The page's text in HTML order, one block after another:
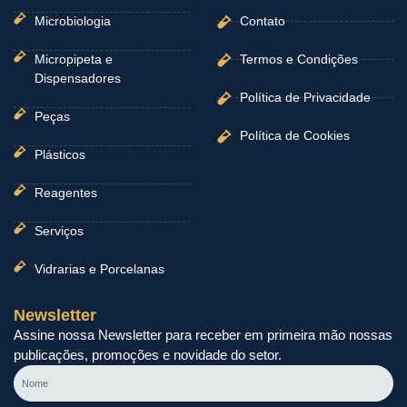
Microbiologia
Micropipeta e
Dispensadores
Peças
Plásticos
Reagentes
Serviços
Vidrarias e Porcelanas
Contato
Termos e Condições
Política de Privacidade
Política de Cookies
Newsletter
Assine nossa Newsletter para receber em primeira mão nossas
publicações, promoções e novidade do setor.
Nome